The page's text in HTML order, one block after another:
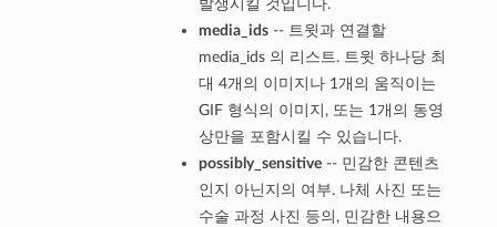
발생시킬 것입니다.
media_ids-- 트윗과 연결할
media_ids 의 리스트. 트윗 하나당 최
대 4개의 이미지나 1개의 움직이는
GIF 형식의 이미지, 또는 1개의 동영
상만을 포함시킬 수 있습니다.
possibly_sensitive-- 민감한 콘텐츠
인지 아닌지의 여부. 나체 사진 또는
수술 과정 사진 등의, 민감한 내용으